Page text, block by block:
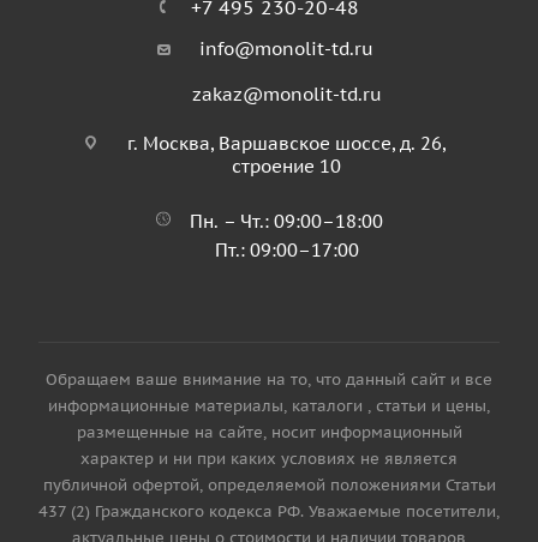
+7 495 230-20-48
info@monolit-td.ru
zakaz@monolit-td.ru
г. Москва, Варшавское шоссе, д. 26,
строение 10
Пн. – Чт.: 09:00–18:00
Пт.: 09:00–17:00
Обращаем ваше внимание на то, что данный сайт и все
информационные материалы, каталоги , статьи и цены,
размещенные на сайте, носит информационный
характер и ни при каких условиях не является
публичной офертой, определяемой положениями Статьи
437 (2) Гражданского кодекса РФ. Уважаемые посетители,
актуальные цены о стоимости и наличии товаров